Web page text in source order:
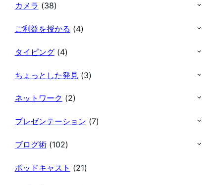
カメラ (38)
ご利益を授かる (4)
タイピング(4)
ちょっとした発見 (3)
ネットワーク (2)
プレゼンテーション (7)
ブログ術(102)
ポッドキャスト (21)